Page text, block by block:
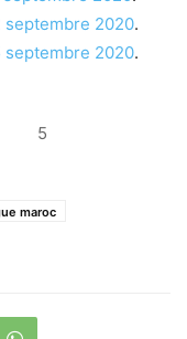
septembre 2020.
septembre 2020.
5
maroc